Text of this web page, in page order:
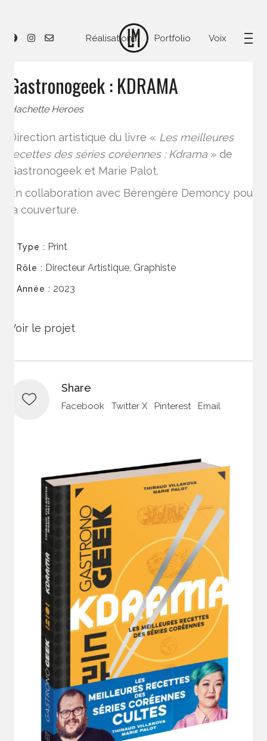
Réalisations Portfolio Voix
Gastronogeek : KDRAMA
Hachette Heroes
Direction artistique du livre « Les meilleures
recettes des séries coréennes : Kdrama » de
Gastronogeek et Marie Palot.
En collaboration avec Bérengère Demoncy pour
la couverture.
Type : Print
Rôle : Directeur Artistique, Graphiste
Année : 2023
Voir le projet
Share
Facebook Twitter X Pinterest Email